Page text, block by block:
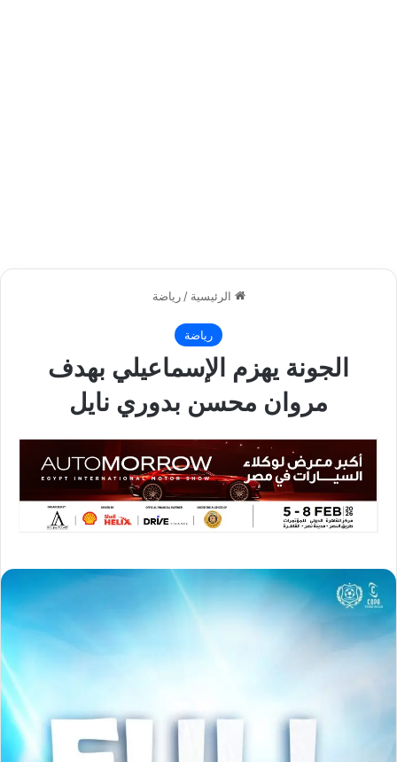
الرئيسية / رياضة
رياضة
الجونة يهزم الإسماعيلي بهدف
مروان محسن بدوري نايل